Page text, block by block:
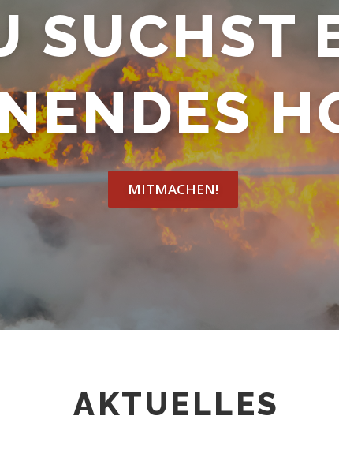
SUCHST
MITMACHEN!
AKTUELLES